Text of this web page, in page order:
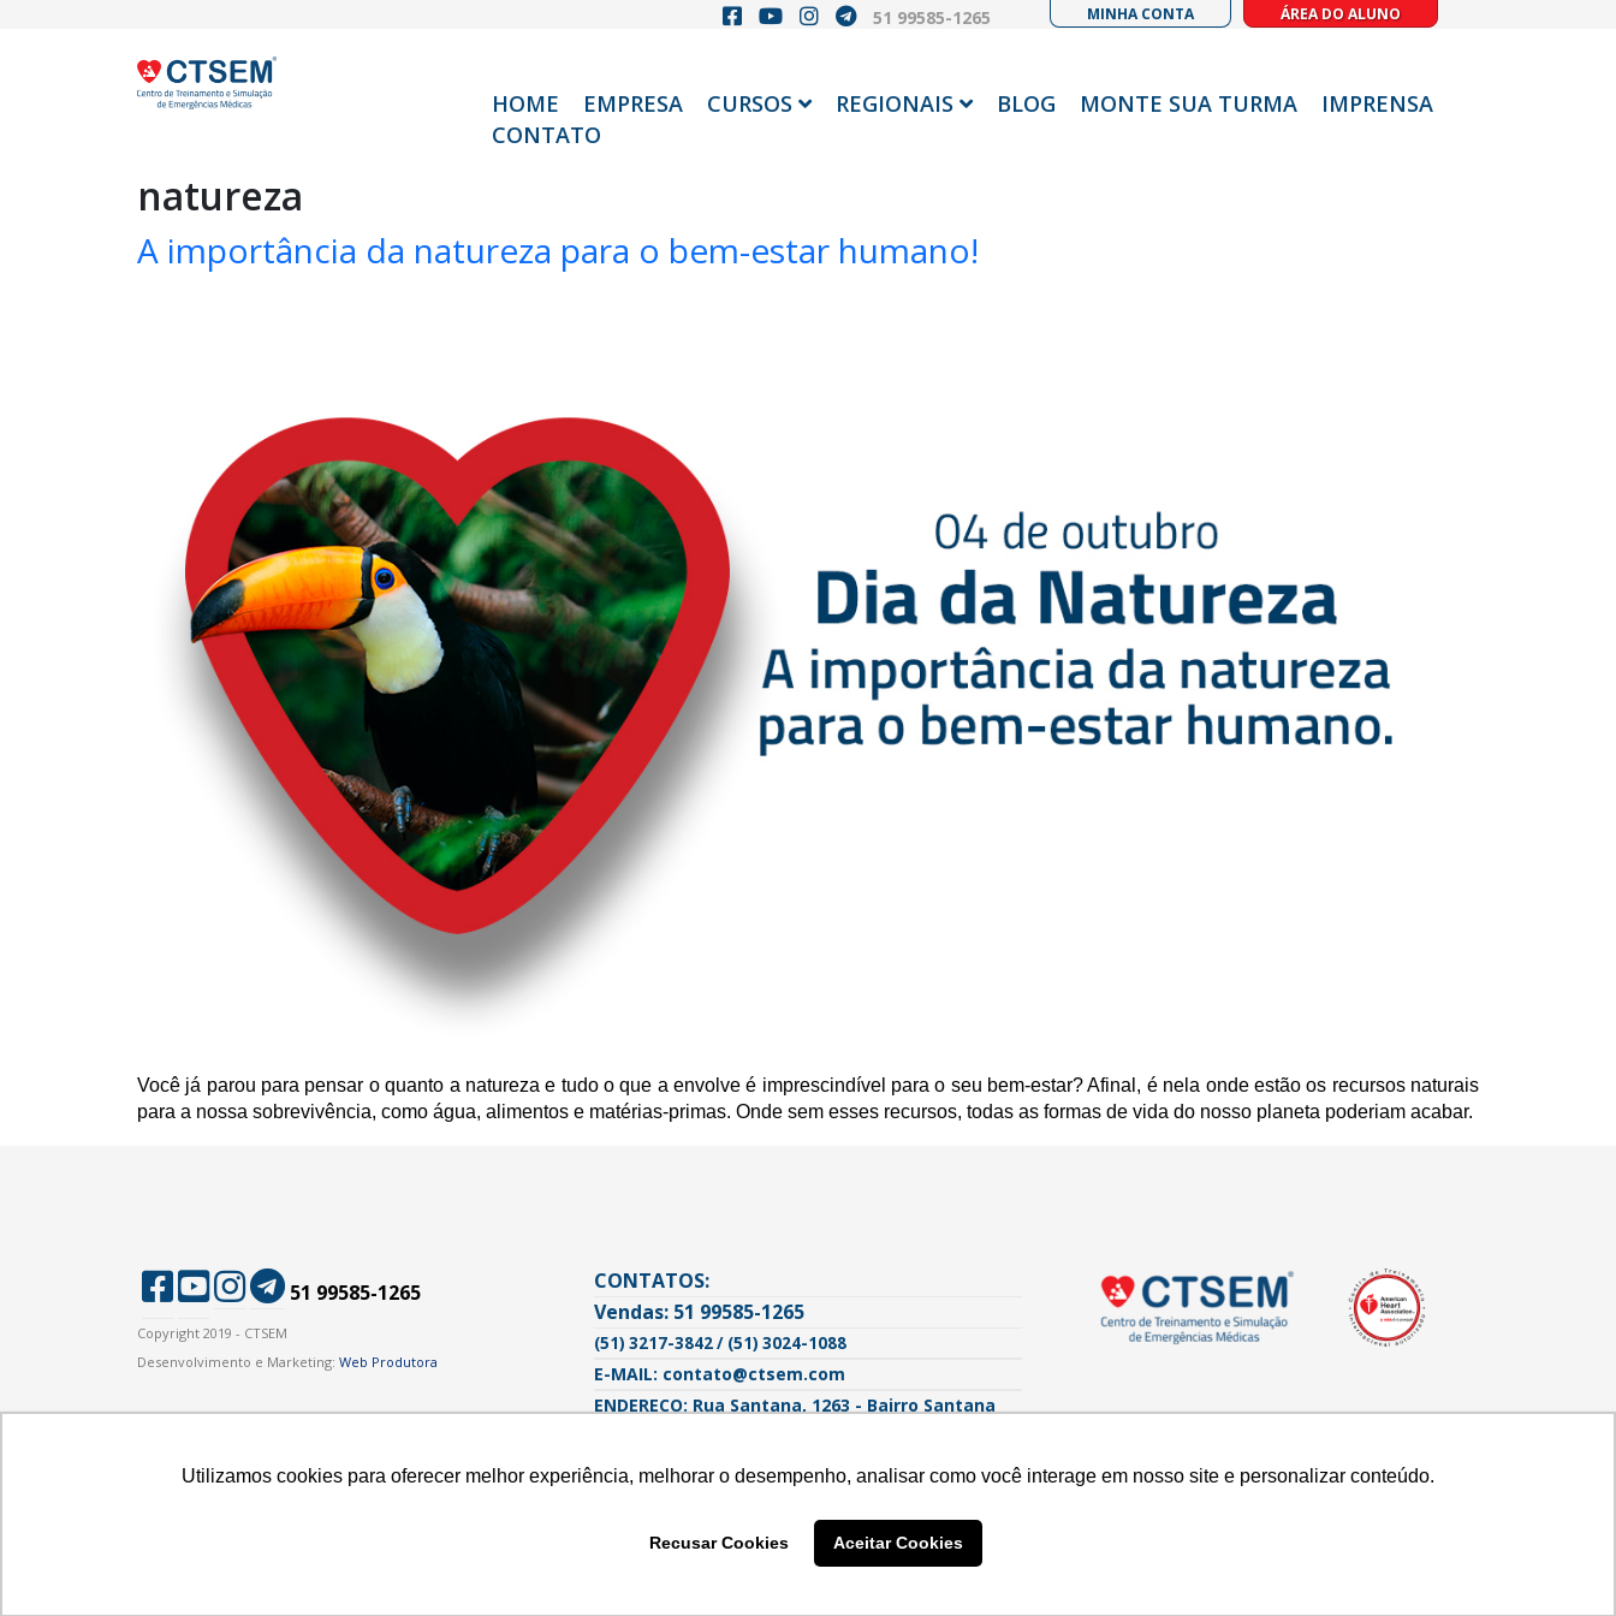
Utilizamos cookies para oferecer melhor experiência, melhorar o desempenho, analisar como você interage em nosso site e personalizar conteúdo.
Recusar Cookies Aceitar Cookies
Utilizamos cookies para oferecer melhor experiência, melhorar o desempenho, analisar como você interage em nosso site e personalizar conteúdo.
Recusar Cookies Aceitar Cookies
MINHA CONTA ÁREA DO ALUNO
51 99585-1265
HOME EMPRESA CURSOS REGIONAIS BLOG MONTE SUA TURMA
IMPRENSA
CONTATO
natureza
A importância da natureza para o bem-estar humano!
Você já parou para pensar o quanto a natureza e tudo o que a envolve é imprescindível para o seu bem-estar? Afinal, é nela onde estão os recursos naturais
para a nossa sobrevivência, como água, alimentos e matérias-primas. Onde sem esses recursos, todas as formas de vida do nosso planeta poderiam acabar.
51 99585-1265
Copyright 2019 - CTSEM
Desenvolvimento e Marketing: Web Produtora
CONTATOS:
Vendas: 51 99585-1265
(51) 3217-3842 / (51) 3024-1088
E-MAIL: contato@ctsem.com
ENDEREÇO: Rua Santana, 1263 - Bairro Santana